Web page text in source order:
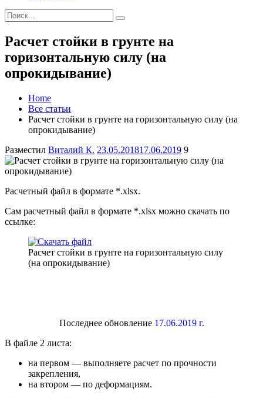
Search
for:
Search
Расчет стойки в грунте на
горизонтальную силу (на
опрокидывание)
Home
Все статьи
Расчет стойки в грунте на горизонтальную силу (на
опрокидывание)
Разместил Author
Виталий К. Posted
on
23.05.201817.06.2019 9
Расчетный файл в формате *.xlsx.
Сам расчетный файл в формате *.xlsx можно скачать по
ссылке:
Расчет стойки в грунте на горизонтальную силу
(на опрокидывание)
Последнее обновление 17.06.2019 г.
В файле 2 листа:
на первом — выполняете расчет по прочности
закрепления,
на втором — по деформациям.